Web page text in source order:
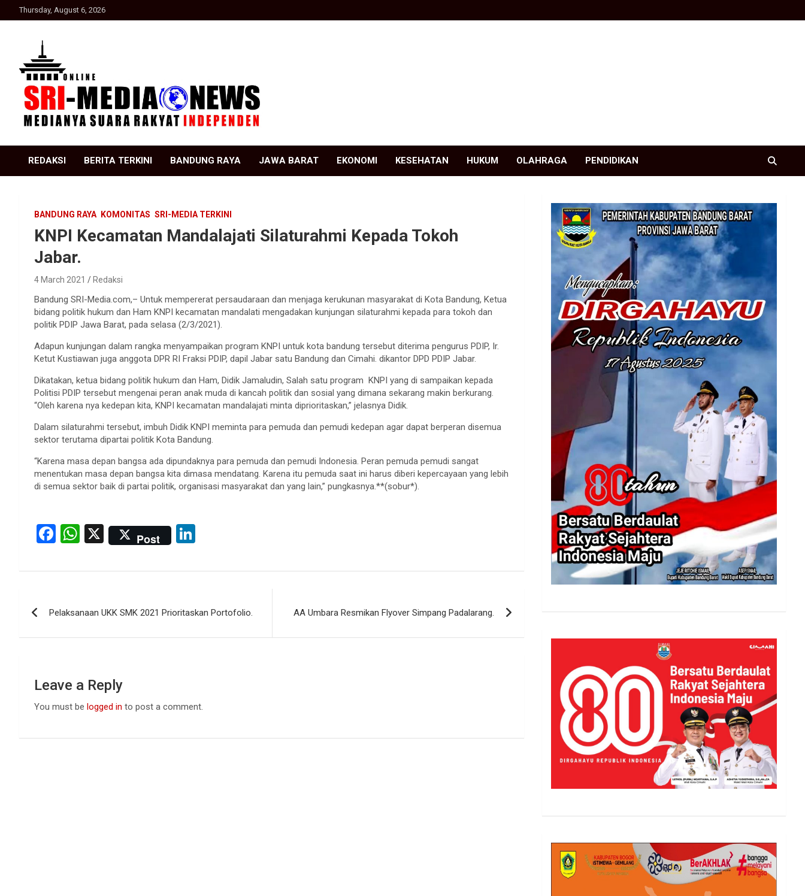
to
Thursday, August 6, 2026
SRI Media news
REDAKSI BERITA TERKINI BANDUNG RAYA JAWA BARAT EKONOMI KESEHATAN HUKUM OLAHRAGA PENDIDIKAN
BANDUNG RAYA KOMONITAS SRI-MEDIA TERKINI
KNPI Kecamatan Mandalajati Silaturahmi Kepada Tokoh
Jabar.
4 March 2021 Redaksi
Bandung SRI-Media.com,– Untuk mempererat persaudaraan dan menjaga kerukunan masyarakat di Kota Bandung, Ketua
bidang politik hukum dan Ham KNPI kecamatan mandalati mengadakan kunjungan silaturahmi kepada para tokoh dan
politik PDIP Jawa Barat, pada selasa (2/3/2021).
Adapun kunjungan dalam rangka menyampaikan program KNPI untuk kota bandung tersebut diterima pengurus PDIP, Ir.
Ketut Kustiawan juga anggota DPR RI Fraksi PDIP, dapil Jabar satu Bandung dan Cimahi. dikantor DPD PDIP Jabar.
Dikatakan, ketua bidang politik hukum dan Ham, Didik Jamaludin, Salah satu program KNPI yang di sampaikan kepada
Politisi PDIP tersebut mengenai peran anak muda di kancah politik dan sosial yang dimana sekarang makin berkurang.
“Oleh karena nya kedepan kita, KNPI kecamatan mandalajati minta diprioritaskan,” jelasnya Didik.
Dalam silaturahmi tersebut, imbuh Didik KNPI meminta para pemuda dan pemudi kedepan agar dapat berperan disemua
sektor terutama dipartai politik Kota Bandung.
“Karena masa depan bangsa ada dipundaknya para pemuda dan pemudi Indonesia. Peran pemuda pemudi sangat
menentukan masa depan bangsa kita dimasa mendatang. Karena itu pemuda saat ini harus diberi kepercayaan yang lebih
di semua sektor baik di partai politik, organisasi masyarakat dan yang lain,” pungkasnya.**(sobur*).
F
ce
o
W
at
A
X Post
ke
n
Pelaksanaan UKK SMK 2021 Prioritaskan Portofolio. AA Umbara Resmikan Flyover Simpang Padalarang.
Leave a Reply
You must be logged in to post a comment.